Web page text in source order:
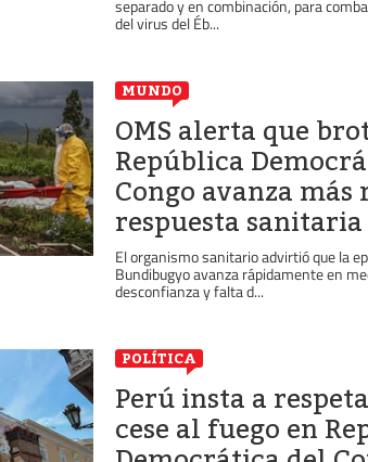
separado y en combinación, para
del virus del Éb...
MUNDO
OMS alerta que
República
Congo avanza más
respuesta sanitaria
El organismo sanitario advirtió que la
Bundibugyo avanza rápidamente en
desconfianza y falta d...
POLÍTICA
Perú insta a
cese al fuego en